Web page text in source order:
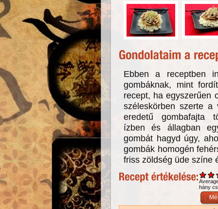
Ebben a receptben
gombáknak, mint
recept, ha egyszerűen
széleskörben szerte
eredetű gombafajta
ízben és állagban
gombát hagyd úgy,
gombák homogén
friss zöldség üde színe
hány